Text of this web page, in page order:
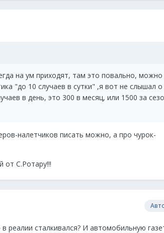
на ум приходят, там это повально, можно
"до 10 случаев в сутки" ,я вот не слышал
в день, это 300 в месяц, или 1500 за
налетчиков писать можно, а про чурок-
от С.Ротару!!!
реалии сталкивался? И автомобильную